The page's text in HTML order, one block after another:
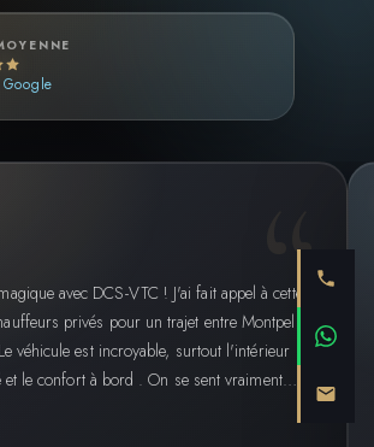
avec DCS-VTC ! J'ai fait appel à cette
privés pour un trajet entre Montpellier
véhicule est incroyable, surtout l'intérieur
et le confort à bord . On se sent vraiment…